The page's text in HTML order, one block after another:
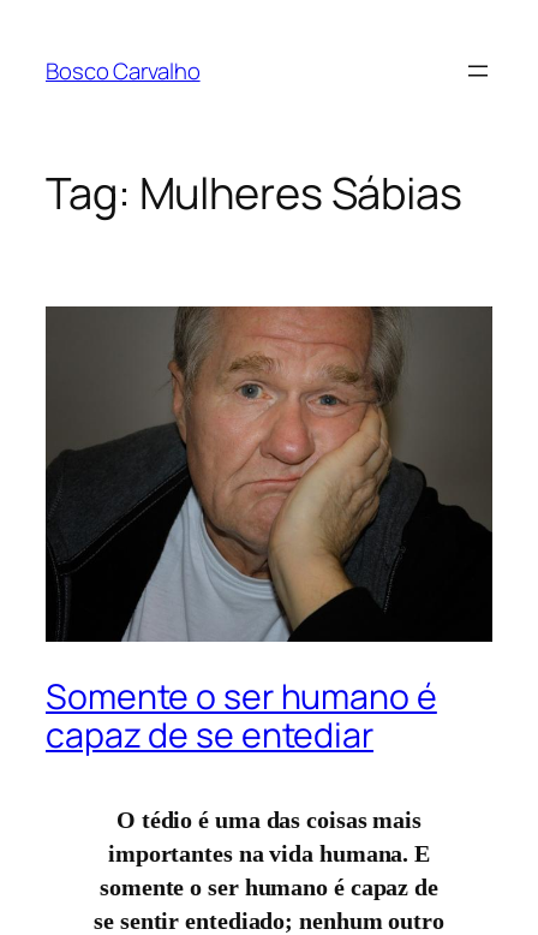
Bosco Carvalho
Tag: Mulheres Sábias
Somente o ser humano é
capaz de se entediar
O tédio é uma das coisas mais
importantes na vida humana. E
somente o ser humano é capaz de
se sentir entediado; nenhum outro